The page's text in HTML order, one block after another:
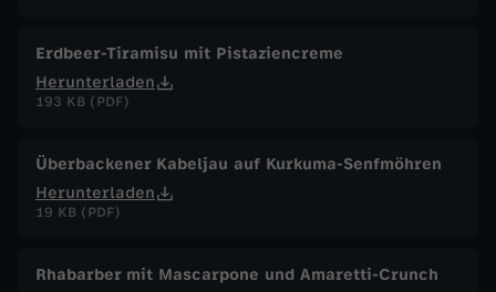
Erdbeer-Tiramisu mit Pistaziencreme
Herunterladen
193 KB (PDF)
Überbackener Kabeljau auf Kurkuma-Senfmöhren
Herunterladen
19 KB (PDF)
Rhabarber mit Mascarpone und Amaretti-Crunch